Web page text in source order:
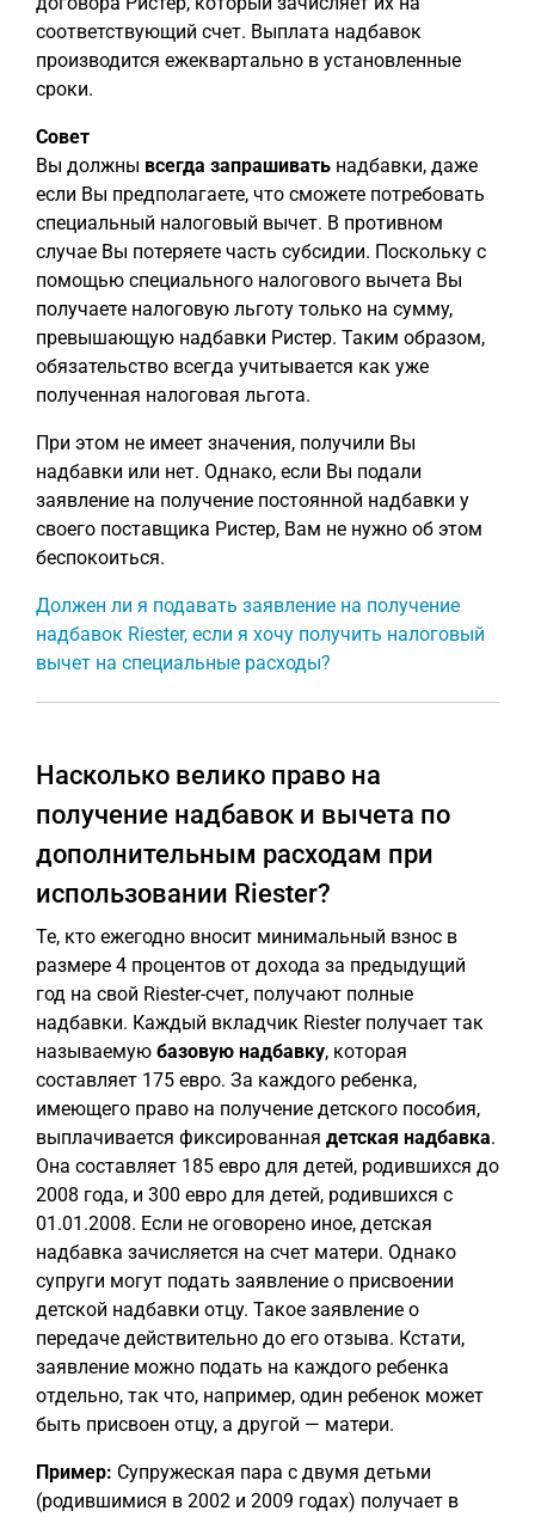
соответствующий счет. Выплата надбавок
производится ежеквартально в установленные
сроки.
Совет
Вы должны всегда запрашивать надбавки, даже
если Вы предполагаете, что сможете потребовать
специальный налоговый вычет. В противном
случае Вы потеряете часть субсидии. Поскольку с
помощью специального налогового вычета Вы
получаете налоговую льготу только на сумму,
превышающую надбавки Ристер. Таким образом,
обязательство всегда учитывается как уже
полученная налоговая льгота.
При этом не имеет значения, получили Вы
надбавки или нет. Однако, если Вы подали
заявление на получение постоянной надбавки у
своего поставщика Ристер, Вам не нужно об этом
беспокоиться.
Должен ли я подавать заявление на получение
надбавок Riester, если я хочу получить налоговый
вычет на специальные расходы?
Насколько велико право на
получение надбавок и вычета по
дополнительным расходам при
использовании Riester?
Те, кто ежегодно вносит минимальный взнос в
размере 4 процентов от дохода за предыдущий
год на свой Riester-счет, получают полные
надбавки. Каждый вкладчик Riester получает так
называемую базовую надбавку, которая
составляет 175 евро. За каждого ребенка,
имеющего право на получение детского пособия,
выплачивается фиксированная детская надбавка.
Она составляет 185 евро для детей, родившихся до
2008 года, и 300 евро для детей, родившихся с
01.01.2008. Если не оговорено иное, детская
надбавка зачисляется на счет матери. Однако
супруги могут подать заявление о присвоении
детской надбавки отцу. Такое заявление о
передаче действительно до его отзыва. Кстати,
заявление можно подать на каждого ребенка
отдельно, так что, например, один ребенок может
быть присвоен отцу, а другой — матери.
Пример: Супружеская пара с двумя детьми
(родившимися в 2002 и 2009 годах) получает в